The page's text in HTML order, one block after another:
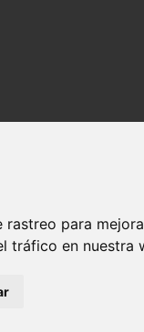
para
tráfico en